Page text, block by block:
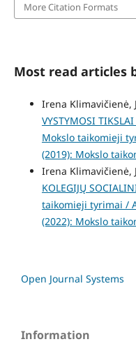
More Citation Formats
Most read articles
Irena Klimavičienė,
VYSTYMOSI
Mokslo taikomieji
(2019): Mokslo
Irena Klimavičienė,
KOLEGIJŲ
taikomieji tyrimai /
(2022): Mokslo
Open Journal Systems
Information